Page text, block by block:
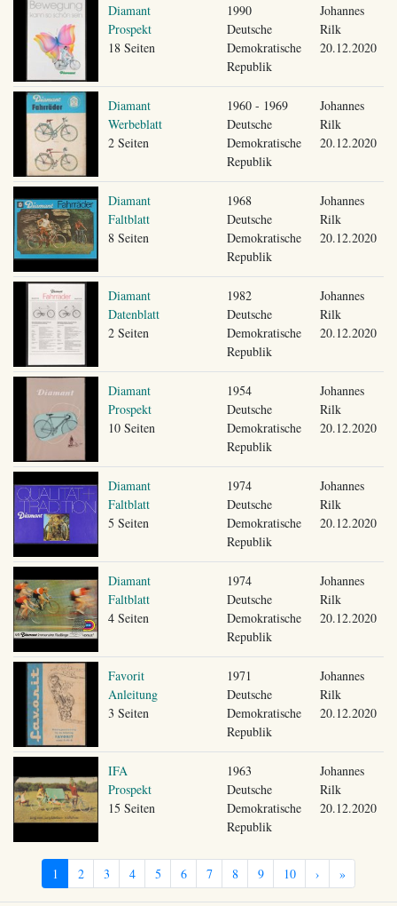
Diamant
Prospekt
18 Seiten
1990
Deutsche
Demokratische
Republik
Johannes
Rilk
20.12.2020
Diamant
Werbeblatt
2 Seiten
1960 - 1969
Deutsche
Demokratische
Republik
Johannes
Rilk
20.12.2020
Diamant
Faltblatt
8 Seiten
1968
Deutsche
Demokratische
Republik
Johannes
Rilk
20.12.2020
Diamant
Datenblatt
2 Seiten
1982
Deutsche
Demokratische
Republik
Johannes
Rilk
20.12.2020
Diamant
Prospekt
10 Seiten
1954
Deutsche
Demokratische
Republik
Johannes
Rilk
20.12.2020
Diamant
Faltblatt
5 Seiten
1974
Deutsche
Demokratische
Republik
Johannes
Rilk
20.12.2020
Diamant
Faltblatt
4 Seiten
1974
Deutsche
Demokratische
Republik
Johannes
Rilk
20.12.2020
Favorit
Anleitung
3 Seiten
1971
Deutsche
Demokratische
Republik
Johannes
Rilk
20.12.2020
IFA
Prospekt
15 Seiten
1963
Deutsche
Demokratische
Republik
Johannes
Rilk
20.12.2020
1 2 3 4 5 6 7 8 9 10 › »